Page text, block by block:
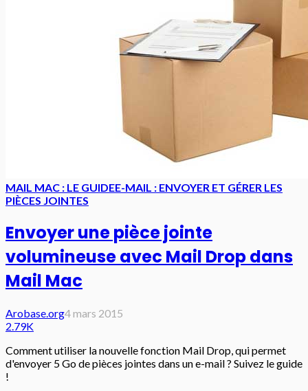
MAIL MAC : LE GUIDEE-MAIL : ENVOYER ET GÉRER LES
PIÈCES JOINTES
Envoyer une pièce jointe
volumineuse avec Mail Drop dans
Mail Mac
Arobase.org4 mars 2015
2.79K
Comment utiliser la nouvelle fonction Mail Drop, qui permet
d'envoyer 5 Go de pièces jointes dans un e-mail ? Suivez le guide
!